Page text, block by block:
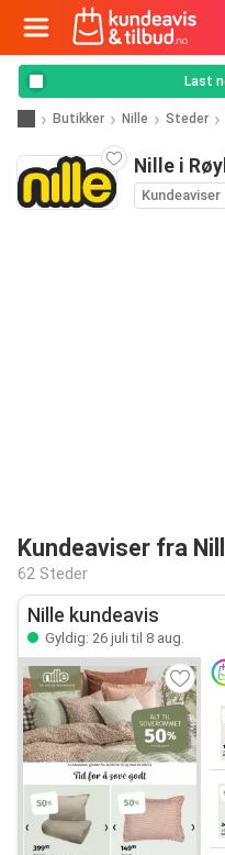
Last
Butikker Nille Steder
Nille i
Kundeaviser
Kundeaviser fra
62 Steder
Nille kundeavis
Gyldig: 26 juli til 8 aug.